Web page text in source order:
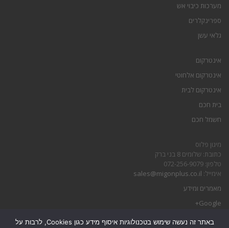
מערכות כיבוי אש
ספרינקלרים
גלאי עשן
אינטרקום
אינטרקום אלחוטי
אינטרקום לבית
בית חכם
חשמל חכם
מיגון פלוס
כתובת: שלומים 8 בני ברק
טלפון: 072-256-9079
אימייל: sales@migonplus.co.il
מאמרים ומידע
Google+
באתר זה נעשה שימוש בטכנולוגיות איסוף מידע כגון Cookies, לרבות על